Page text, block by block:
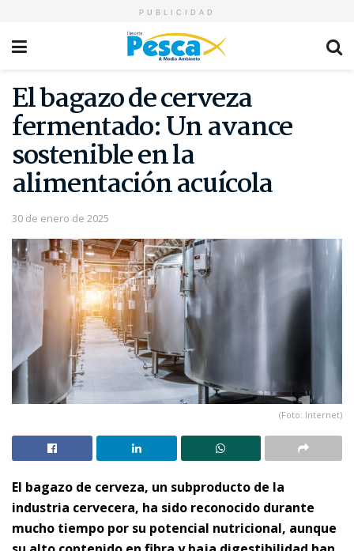
PUBLICIDAD
El bagazo de cerveza
fermentado: Un avance
sostenible en la
alimentación acuícola
30 de enero de 2025
(Foto: Internet)
El bagazo de cerveza, un subproducto de la
industria cervecera, ha sido reconocido durante
mucho tiempo por su potencial nutricional, aunque